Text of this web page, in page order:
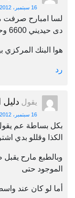
16 سبتمبر، 2012 الساعة 5:13 ص
دى حيديني 6600 وحيسرق الباقي لجيبو
هوا البنك المركزي
رد
يقول دليل
16 سبتمبر، 2012 الساعة 5:19 ص
بكل بساطة عم
الكذا وقللو بدي
وبالطبع مارح
الموجود حتى
أما لو كان عند